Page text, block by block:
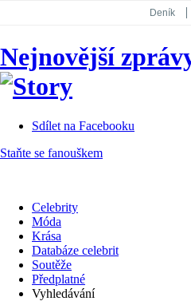
Deník
Koktejl
Nejnovější
Sdílet na Facebooku
Staňte se fanouškem
Celebrity
Móda
Krása
Databáze celebrit
Soutěže
Předplatné
Vyhledávání